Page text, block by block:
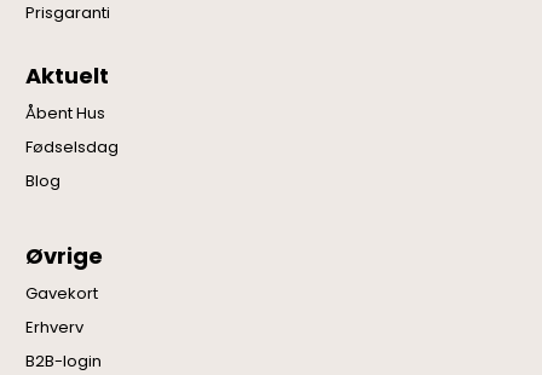
Prisgaranti
Aktuelt
Åbent Hus
Fødselsdag
Blog
Øvrige
Gavekort
Erhverv
B2B-login